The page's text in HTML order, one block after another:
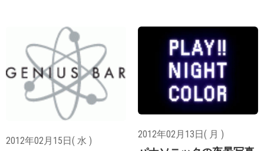
2012年02月15日( 水 )
2012年02月13日( 月 )